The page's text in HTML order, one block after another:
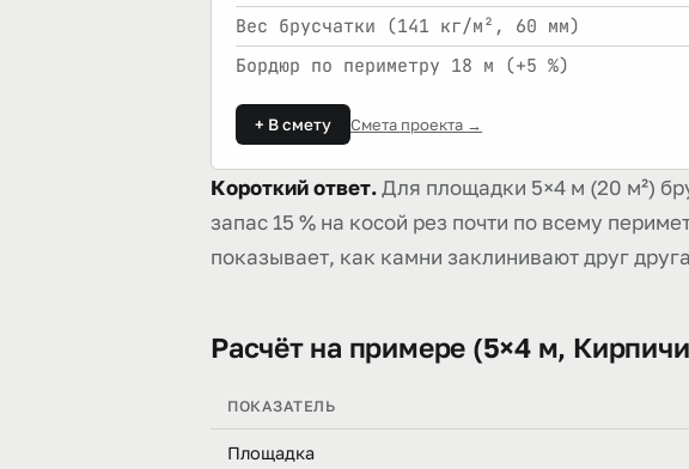
Вес брусчатки (141 кг/м², 60 мм)
Бордюр по периметру 18 м (+5 %)
+ В смету Смета проекта →
Короткий ответ.Для площадки 5×4 м (20 м²)
запас 15 % на косой рез почти по всему
показывает, как камни заклинивают друг
Расчёт на примере (5×4 м,
ПОКАЗАТЕЛЬ
Площадка